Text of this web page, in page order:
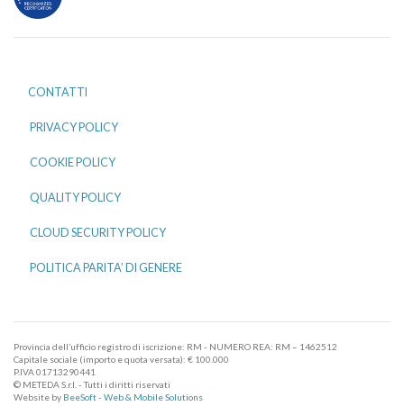
CONTATTI
PRIVACY POLICY
COOKIE POLICY
QUALITY POLICY
CLOUD SECURITY POLICY
POLITICA PARITA’ DI GENERE
Provincia dell’ufficio registro di iscrizione: RM - NUMERO REA: RM – 1462512
Capitale sociale (importo e quota versata): € 100.000
P.IVA 01713290441
© METEDA S.r.l. - Tutti i diritti riservati
Website by BeeSoft - Web & Mobile Solutions